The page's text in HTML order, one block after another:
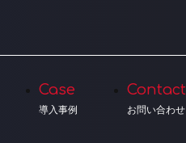
Case
導入事例
Contact
お問い合わせ